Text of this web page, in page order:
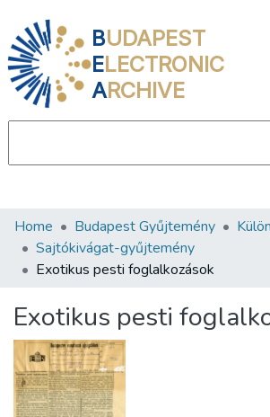
BUDAPEST
ELECTRONIC
ARCHIVE
Communities & Collections
All of DSpace
About us
Home Budapest Gyűjtemény
Sajtókivágat-gyűjtemény
Exotikus pesti foglalkozások
Exotikus pesti